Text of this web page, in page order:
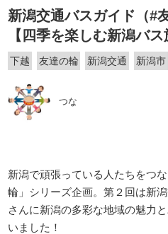
新潟交通バスガイド（#
【四季を楽しむ新潟バス
下越 友達の輪 新潟交通 新潟市
つな
新潟で頑張っている人たちをつ
輪」シリーズ企画。第２回は新
さんに新潟の多彩な地域の魅力
いました！